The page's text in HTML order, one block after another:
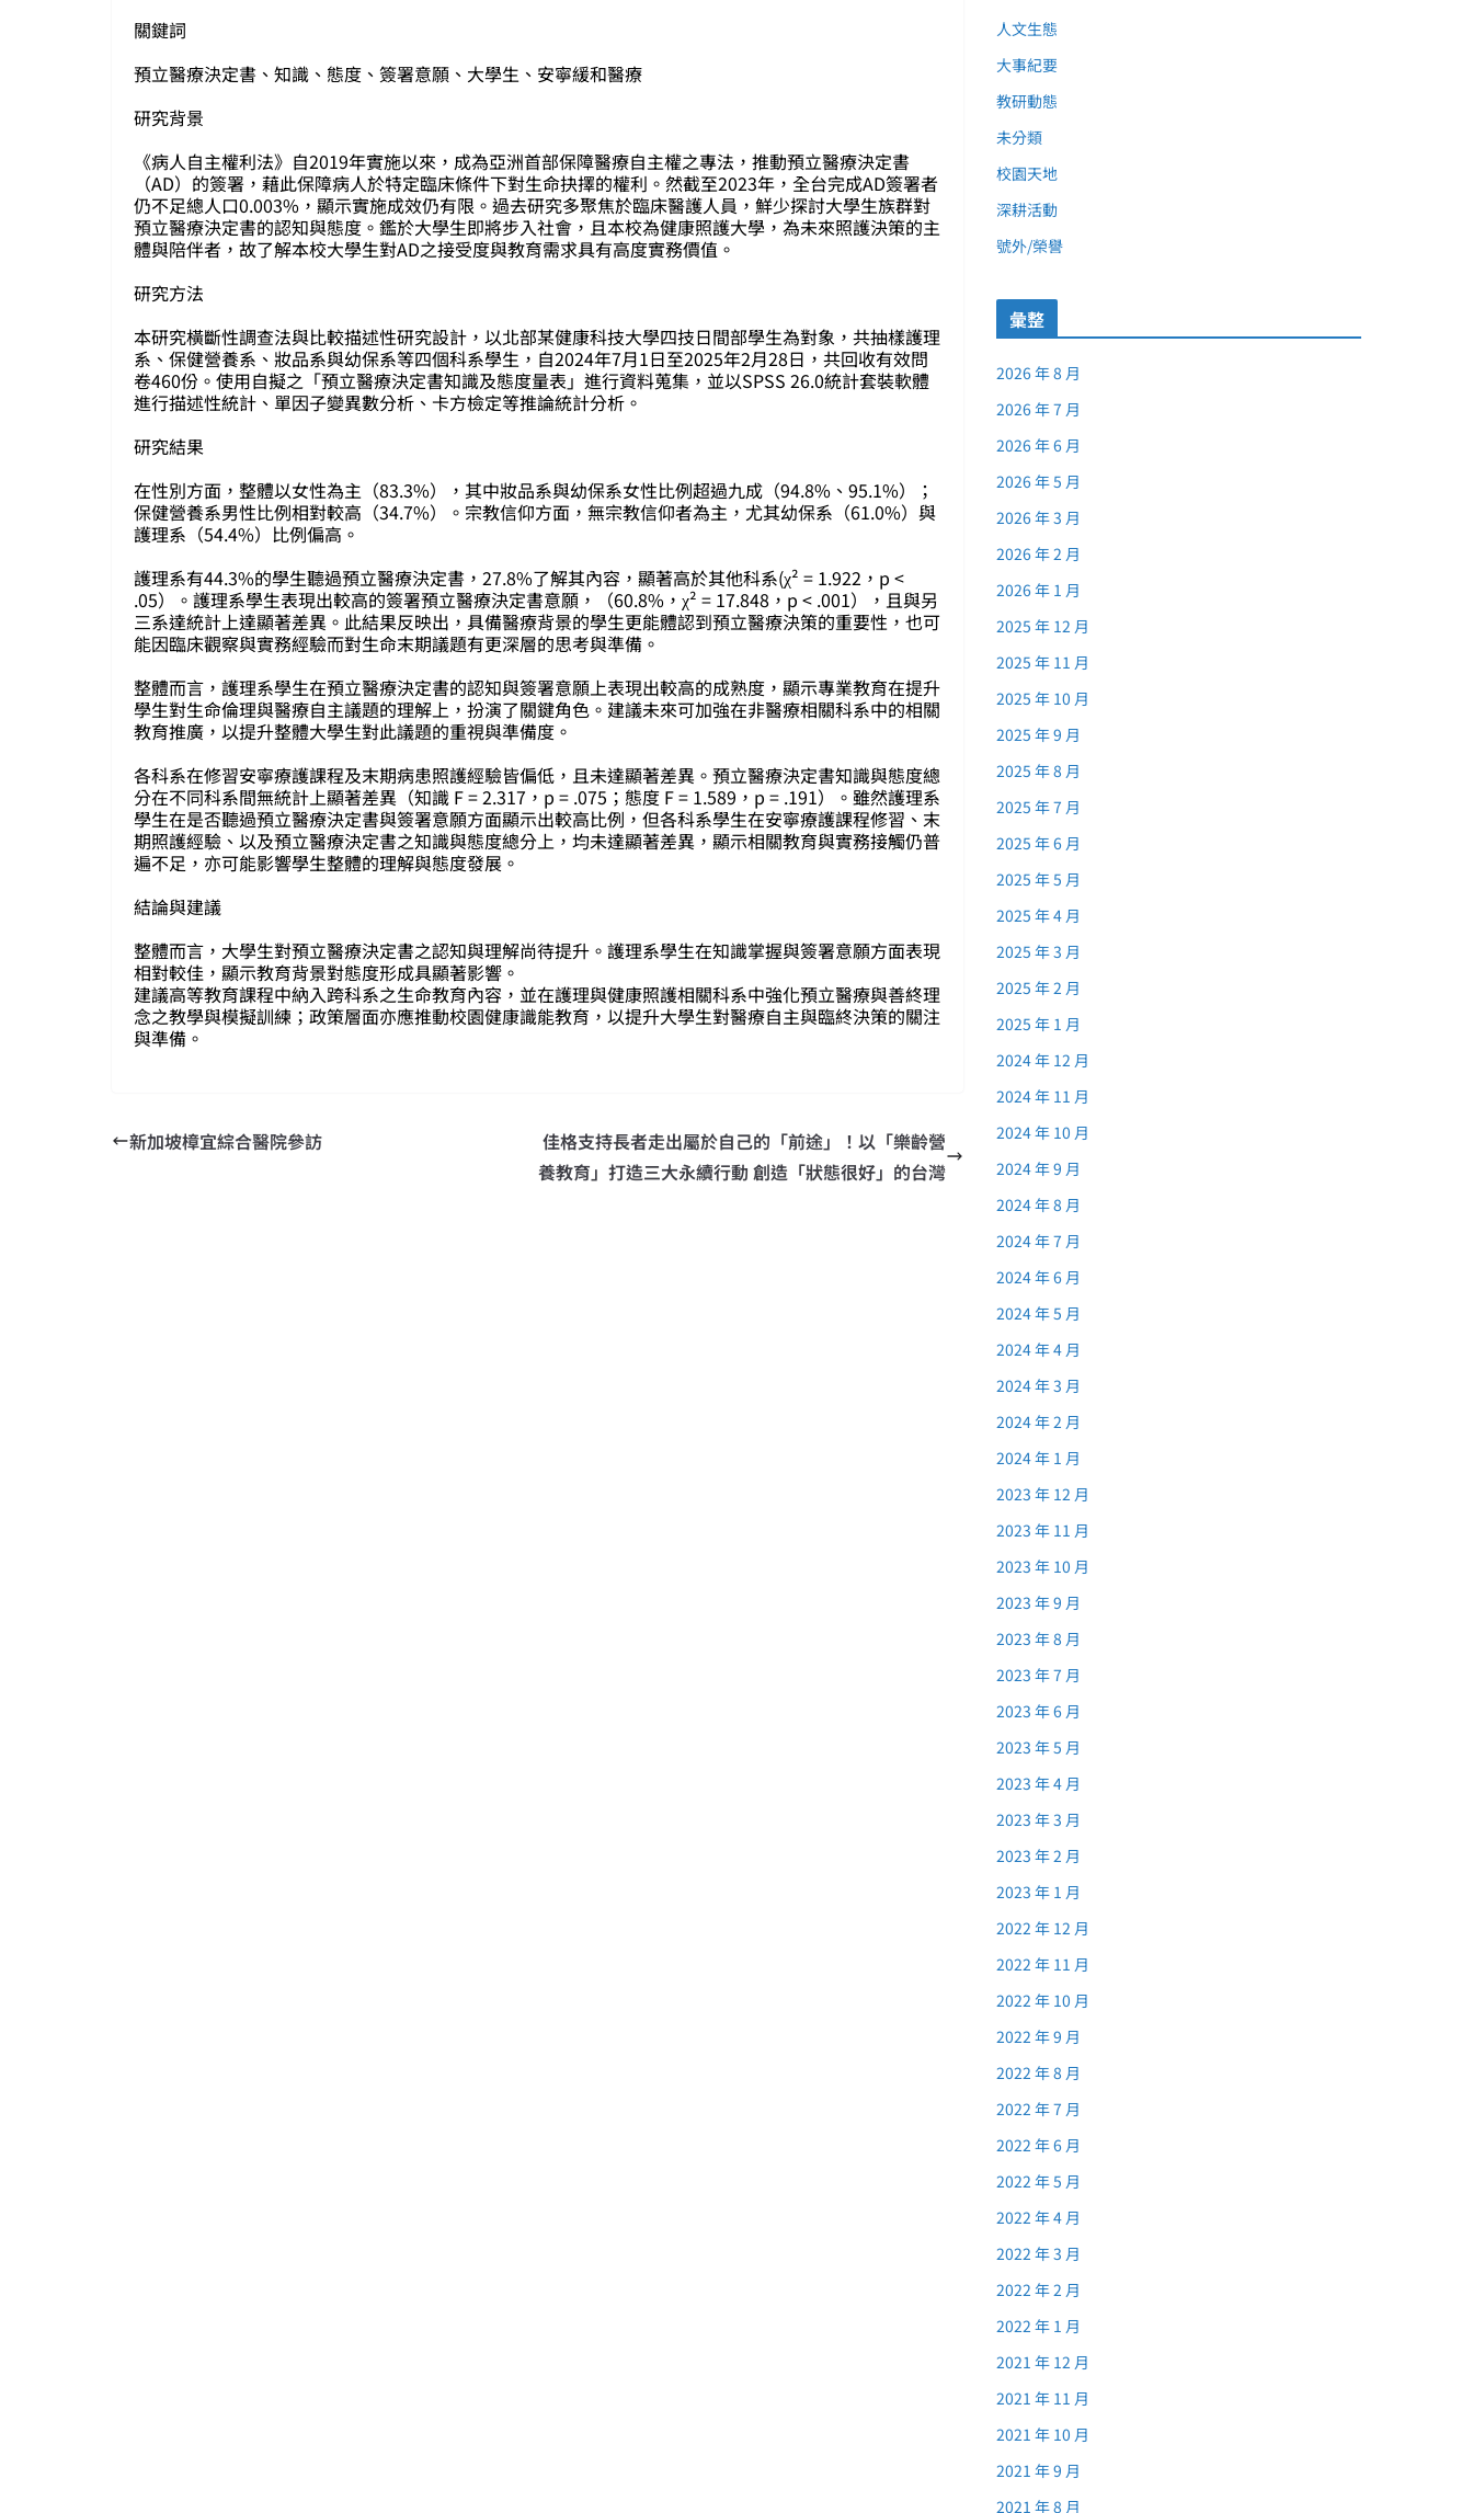
關鍵詞
預立醫療決定書、知識、態度、簽署意願、大學生、安寧緩和醫療
研究背景
《病人自主權利法》自2019年實施以來，成為亞洲首部保障醫療自主權之專法，推動預立醫療決定書
（AD）的簽署，藉此保障病人於特定臨床條件下對生命抉擇的權利。然截至2023年，全台完成AD簽署者
仍不足總人口0.003%，顯示實施成效仍有限。過去研究多聚焦於臨床醫護人員，鮮少探討大學生族群對
預立醫療決定書的認知與態度。鑑於大學生即將步入社會，且本校為健康照護大學，為未來照護決策的主
體與陪伴者，故了解本校大學生對AD之接受度與教育需求具有高度實務價值。
研究方法
本研究橫斷性調查法與比較描述性研究設計，以北部某健康科技大學四技日間部學生為對象，共抽樣護理
系、保健營養系、妝品系與幼保系等四個科系學生，自2024年7月1日至2025年2月28日，共回收有效問
卷460份。使用自擬之「預立醫療決定書知識及態度量表」進行資料蒐集，並以SPSS 26.0統計套裝軟體
進行描述性統計、單因子變異數分析、卡方檢定等推論統計分析。
研究結果
在性別方面，整體以女性為主（83.3%），其中妝品系與幼保系女性比例超過九成（94.8%、95.1%）；
保健營養系男性比例相對較高（34.7%）。宗教信仰方面，無宗教信仰者為主，尤其幼保系（61.0%）與
護理系（54.4%）比例偏高。
護理系有44.3%的學生聽過預立醫療決定書，27.8%了解其內容，顯著高於其他科系(χ² = 1.922，p <
.05）。護理系學生表現出較高的簽署預立醫療決定書意願，（60.8%，χ² = 17.848，p < .001），且與另
三系達統計上達顯著差異。此結果反映出，具備醫療背景的學生更能體認到預立醫療決策的重要性，也可
能因臨床觀察與實務經驗而對生命末期議題有更深層的思考與準備。
整體而言，護理系學生在預立醫療決定書的認知與簽署意願上表現出較高的成熟度，顯示專業教育在提升
學生對生命倫理與醫療自主議題的理解上，扮演了關鍵角色。建議未來可加強在非醫療相關科系中的相關
教育推廣，以提升整體大學生對此議題的重視與準備度。
各科系在修習安寧療護課程及末期病患照護經驗皆偏低，且未達顯著差異。預立醫療決定書知識與態度總
分在不同科系間無統計上顯著差異（知識 F = 2.317，p = .075；態度 F = 1.589，p = .191）。雖然護理系
學生在是否聽過預立醫療決定書與簽署意願方面顯示出較高比例，但各科系學生在安寧療護課程修習、末
期照護經驗、以及預立醫療決定書之知識與態度總分上，均未達顯著差異，顯示相關教育與實務接觸仍普
遍不足，亦可能影響學生整體的理解與態度發展。
結論與建議
整體而言，大學生對預立醫療決定書之認知與理解尚待提升。護理系學生在知識掌握與簽署意願方面表現
相對較佳，顯示教育背景對態度形成具顯著影響。
建議高等教育課程中納入跨科系之生命教育內容，並在護理與健康照護相關科系中強化預立醫療與善終理
念之教學與模擬訓練；政策層面亦應推動校園健康識能教育，以提升大學生對醫療自主與臨終決策的關注
與準備。
新加坡樟宜綜合醫院參訪
佳格支持長者走出屬於自己的「前途」！以「樂齡營
養教育」打造三大永續行動 創造「狀態很好」的台灣
人文生態
大事紀要
教研動態
未分類
校園天地
深耕活動
號外/榮譽
彙整
2026 年 8 月
2026 年 7 月
2026 年 6 月
2026 年 5 月
2026 年 3 月
2026 年 2 月
2026 年 1 月
2025 年 12 月
2025 年 11 月
2025 年 10 月
2025 年 9 月
2025 年 8 月
2025 年 7 月
2025 年 6 月
2025 年 5 月
2025 年 4 月
2025 年 3 月
2025 年 2 月
2025 年 1 月
2024 年 12 月
2024 年 11 月
2024 年 10 月
2024 年 9 月
2024 年 8 月
2024 年 7 月
2024 年 6 月
2024 年 5 月
2024 年 4 月
2024 年 3 月
2024 年 2 月
2024 年 1 月
2023 年 12 月
2023 年 11 月
2023 年 10 月
2023 年 9 月
2023 年 8 月
2023 年 7 月
2023 年 6 月
2023 年 5 月
2023 年 4 月
2023 年 3 月
2023 年 2 月
2023 年 1 月
2022 年 12 月
2022 年 11 月
2022 年 10 月
2022 年 9 月
2022 年 8 月
2022 年 7 月
2022 年 6 月
2022 年 5 月
2022 年 4 月
2022 年 3 月
2022 年 2 月
2022 年 1 月
2021 年 12 月
2021 年 11 月
2021 年 10 月
2021 年 9 月
2021 年 8 月